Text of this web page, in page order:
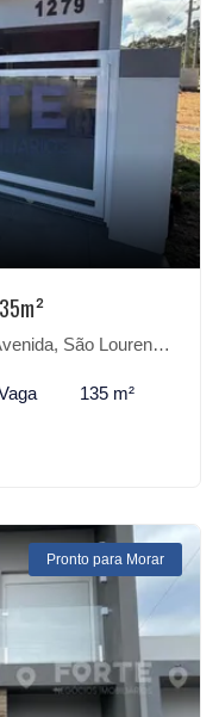
Lourenço do Sul-RS
135 m²
Pronto para Morar